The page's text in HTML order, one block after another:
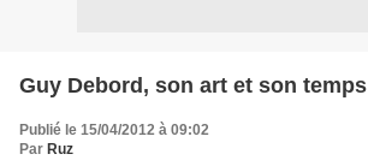
Guy Debord, son art et son temps
Publié le 15/04/2012 à 09:02
Par Ruz